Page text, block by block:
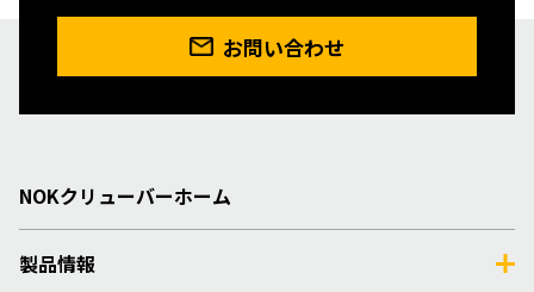
お問い合わせ
NOKクリューバーホーム
製品情報